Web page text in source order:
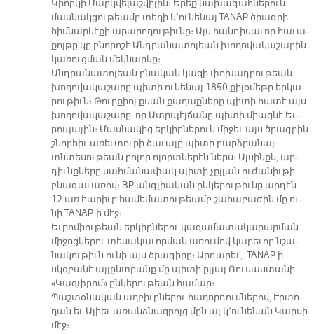
Կիոր­կի Մարկ­վե­լաշ­վի­լին։ Ե­րեք նա­խա­գահ­նե­րուն
մաս­նակ­ցու­թեամբ տե­ղի կ՚ու­նե­նայ TANAP ծրագ­րի
հիմ­նար­կէ­քի ա­րա­րո­ղու­թիւ­նը։ Այս հան­դի­սա­ւոր հա­ւա­
քոյ­թը կը բնո­րո­շէ Անդ­րա­նա­տո­լեան խո­ղո­վա­կա­շա­րին
կա­ռուց­ման մեկ­նար­կը։
Անդ­րա­նա­տո­լեան բնա­կան կա­զի փո­խադ­րու­թեան
խո­ղո­վա­կա­շա­րը պի­տի ու­նե­նայ 1850 քի­լօ­մեթր եր­կա­
րու­թիւն։ Թուր­քիոյ քսան քա­ղաք­նե­րը պի­տի հա­տէ այս
խո­ղո­վա­կա­շա­րը, որ Ատր­պէյ­ճա­նը պի­տի միաց­նէ Եւ­
րո­պա­յին։ Մաս­նա­կից եր­կիր­նե­րուն մի­ջեւ այս ծրագ­րին
շնոր­հիւ ա­ռեւ­տու­րի ծա­ւա­լը պի­տի բարձ­րա­նայ
տնտե­սու­թեան բո­լոր ո­լորտ­նե­րէն ներս։ Այ­սինքն, ար­
դիւնք­նե­րը սահ­մա­նա­փակ պի­տի չըլ­լան ու­ժա­նիւ­թի
բնա­գա­ւա­ռով։ BP անգ­լիա­կան ըն­կե­րու­թիւ­նը ար­դէն
12 առ հա­րիւր հա­մե­մա­տու­թեամբ շա­հա­բա­ժին մը ու­
նի TANAP-ի մէջ։
Եւ­րո­միու­թեան եր­կիր­նե­րու կա­զա­մա­տա­կա­րար­ման
մի­ջոց­նե­րու տե­սա­կա­ւոր­ման ա­ռու­մով կա­րե­ւոր նշա­
նա­կու­թիւն ու­նի այս ծրա­գի­րը։ Ար­դա­րեւ, TANAP ի
սկզբա­նէ այ­լընտ­րանք մը պի­տի ըլ­լայ Ռու­սաս­տա­նի
«Կազփ­րոմ» ըն­կե­րու­թեան հա­մար։
Պաշ­տօ­նա­կան աղ­բիւր­նե­րու հա­ղոր­դում­նե­րով, Էր­տո­
ղան եւ Ա­լիեւ ա­ռանձ­նազ­րոյց մըն ալ կ՚ու­նե­նան Կար­սի
մէջ։